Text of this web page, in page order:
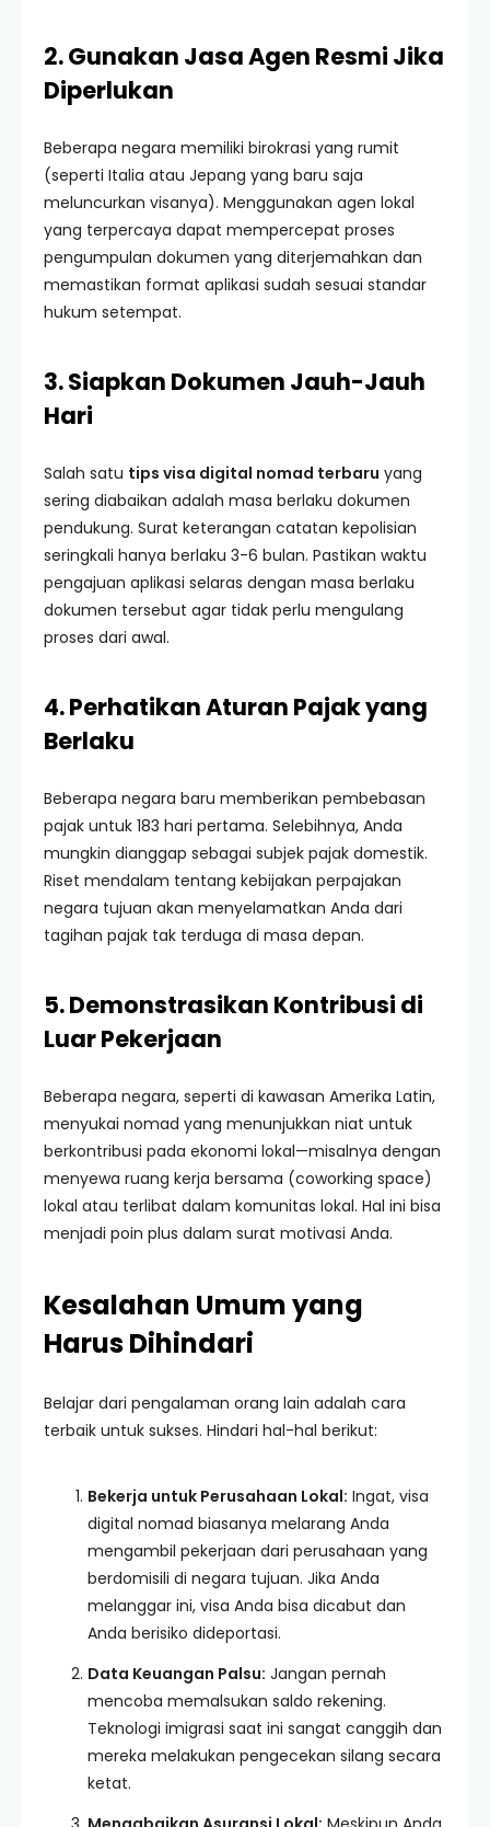
2. Gunakan Jasa Agen Resmi Jika
Diperlukan
Beberapa negara memiliki birokrasi yang rumit
(seperti Italia atau Jepang yang baru saja
meluncurkan visanya). Menggunakan agen lokal
yang terpercaya dapat mempercepat proses
pengumpulan dokumen yang diterjemahkan dan
memastikan format aplikasi sudah sesuai standar
hukum setempat.
3. Siapkan Dokumen Jauh-Jauh
Hari
Salah satu tips visa digital nomad terbaru yang
sering diabaikan adalah masa berlaku dokumen
pendukung. Surat keterangan catatan kepolisian
seringkali hanya berlaku 3-6 bulan. Pastikan waktu
pengajuan aplikasi selaras dengan masa berlaku
dokumen tersebut agar tidak perlu mengulang
proses dari awal.
4. Perhatikan Aturan Pajak yang
Berlaku
Beberapa negara baru memberikan pembebasan
pajak untuk 183 hari pertama. Selebihnya, Anda
mungkin dianggap sebagai subjek pajak domestik.
Riset mendalam tentang kebijakan perpajakan
negara tujuan akan menyelamatkan Anda dari
tagihan pajak tak terduga di masa depan.
5. Demonstrasikan Kontribusi di
Luar Pekerjaan
Beberapa negara, seperti di kawasan Amerika Latin,
menyukai nomad yang menunjukkan niat untuk
berkontribusi pada ekonomi lokal—misalnya dengan
menyewa ruang kerja bersama (coworking space)
lokal atau terlibat dalam komunitas lokal. Hal ini bisa
menjadi poin plus dalam surat motivasi Anda.
Kesalahan Umum yang
Harus Dihindari
Belajar dari pengalaman orang lain adalah cara
terbaik untuk sukses. Hindari hal-hal berikut:
Bekerja untuk Perusahaan Lokal: Ingat, visa
digital nomad biasanya melarang Anda
mengambil pekerjaan dari perusahaan yang
berdomisili di negara tujuan. Jika Anda
melanggar ini, visa Anda bisa dicabut dan
Anda berisiko dideportasi.
Data Keuangan Palsu: Jangan pernah
mencoba memalsukan saldo rekening.
Teknologi imigrasi saat ini sangat canggih dan
mereka melakukan pengecekan silang secara
ketat.